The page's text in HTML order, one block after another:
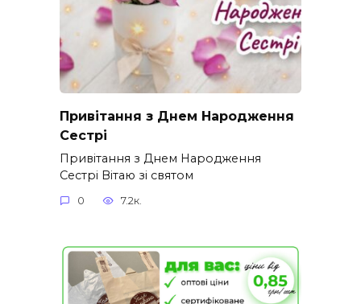
Привітання з Днем Народження
Сестрі
Привітання з Днем Народження
Сестрі Вітаю зі святом
0 7.2к.